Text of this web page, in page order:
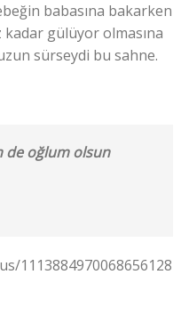
babasına bakarken
gülüyor olmasına
sürseydi bu sahne.
de oğlum olsun
1113884970068656128